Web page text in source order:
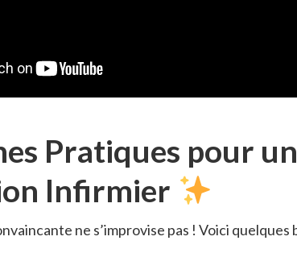
Pratiques pour
Infirmier
ne s’improvise pas ! Voici quelques